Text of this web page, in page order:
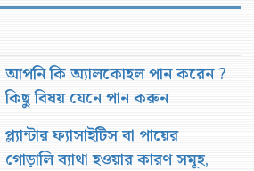
আপনি কি অ্যালকোহল পান করেন ?
কিছু বিষয় যেনে পান করুন
প্ল্যান্টার ফ্যাসাইটিস বা পায়ের
গোড়ালি ব্যাথা হওয়ার কারণ সমূহ,